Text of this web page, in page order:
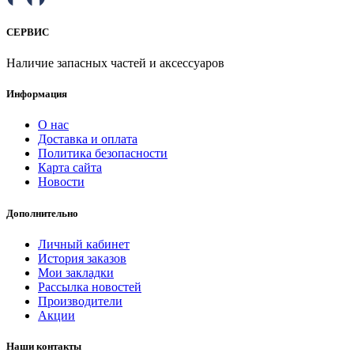
СЕРВИС
Наличие запасных частей и аксессуаров
Информация
О нас
Доставка и оплата
Политика безопасности
Карта сайта
Новости
Дополнительно
Личный кабинет
История заказов
Мои закладки
Рассылка новостей
Производители
Акции
Наши контакты